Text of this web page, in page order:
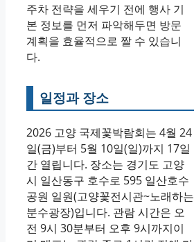
주차 전략을 세우기 전에 행사 기
본 정보를 먼저 파악해두면 방문
계획을 효율적으로 짤 수 있습니
다.
일정과 장소
2026 고양 국제꽃박람회는 4월 24
일(금)부터 5월 10일(일)까지 17일
간 열립니다. 장소는 경기도 고양
시 일산동구 호수로 595 일산호수
공원 일원(고양꽃전시관~노래하는
분수광장)입니다. 관람 시간은 오
전 9시 30분부터 오후 9시까지이